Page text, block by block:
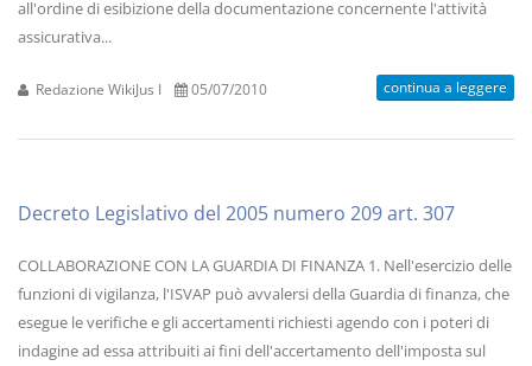
all'ordine di esibizione della documentazione concernente l'attività
assicurativa...
Redazione WikiJus I 05/07/2010 continua a leggere
Decreto Legislativo del 2005 numero 209 art. 307
COLLABORAZIONE CON LA GUARDIA DI FINANZA 1. Nell'esercizio delle
funzioni di vigilanza, l'ISVAP può avvalersi della Guardia di finanza, che
esegue le verifiche e gli accertamenti richiesti agendo con i poteri di
indagine ad essa attribuiti ai fini dell'accertamento dell'imposta sul